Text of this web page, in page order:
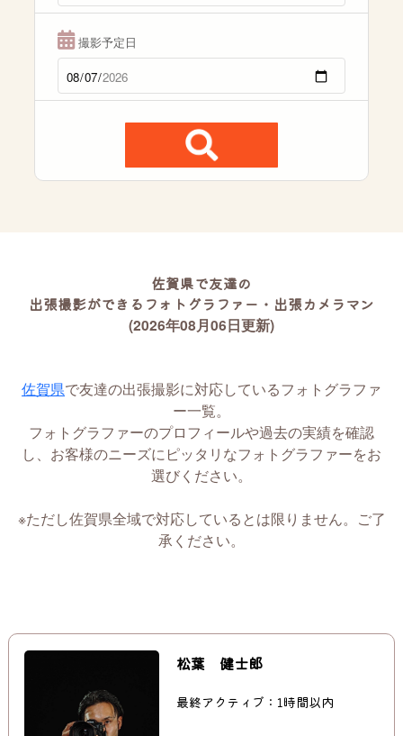
撮影予定日
佐賀県で友達の
出張撮影ができるフォトグラファー・出張カメラマン
(2026年08月06日更新)
佐賀県で友達の出張撮影に対応しているフォトグラファ
ー一覧。
フォトグラファーのプロフィールや過去の実績を確認
し、お客様のニーズにピッタリなフォトグラファーをお
選びください。
※ただし佐賀県全域で対応しているとは限りません。ご了
承ください。
松葉 健士郎
最終アクティブ：1時間以内